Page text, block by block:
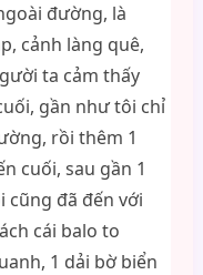
đường, là
cảnh làng quê,
ta cảm thấy
gần như tôi chỉ
rồi thêm 1
cuối, sau gần 1
cũng đã đến với
cái balo to
1 dải bờ biển